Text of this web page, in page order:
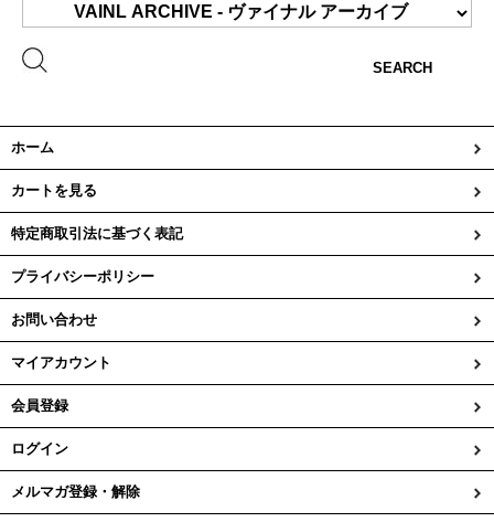
SEARCH
ホーム
カートを見る
特定商取引法に基づく表記
プライバシーポリシー
お問い合わせ
マイアカウント
会員登録
ログイン
メルマガ登録・解除